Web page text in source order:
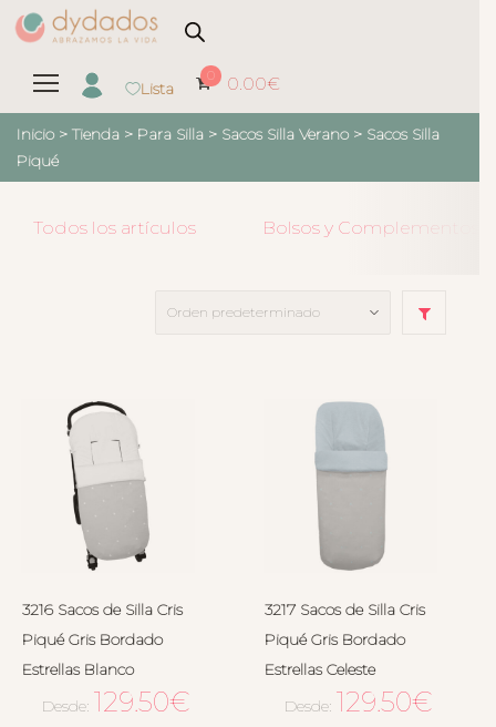
Lista
0 0.00€
Inicio > Tienda > Para Silla > Sacos Silla Verano > Sacos Silla
Piqué
Todos los artículos Bolsos y Complementos
3216 Sacos de Silla Cris
Piqué Gris Bordado
Estrellas Blanco
Desde: 129.50€
3217 Sacos de Silla Cris
Piqué Gris Bordado
Estrellas Celeste
Desde: 129.50€